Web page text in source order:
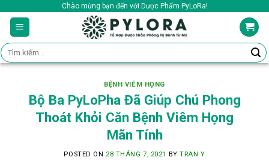
content
Chào mừng bạn đến với Dược Phẩm PyLoRa!
Tìm
kiếm:
BỆNH VIÊM HỌNG
Bộ Ba PyLoPha Đã Giúp Chú Phong
Thoát Khỏi Căn Bệnh Viêm Họng
Mãn Tính
POSTED ON 28 THÁNG 7, 2021 BYTRAN Y